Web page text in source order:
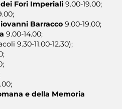
Fori Imperiali 9.00-19.00;
Barracco 9.00-19.00;
9.00-14.00;
9.30-11.00-12.30);
e della Memoria